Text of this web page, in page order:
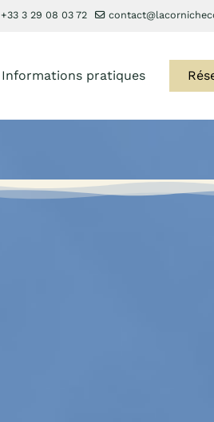
+33 3 29 08 03 72
Informations pratiques